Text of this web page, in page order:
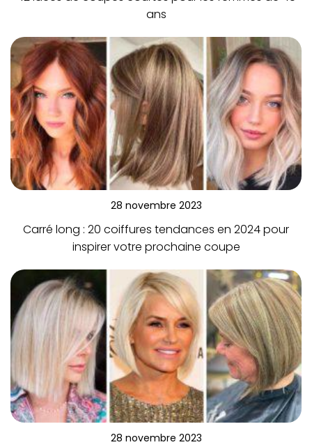
ans
28 novembre 2023
Carré long : 20 coiffures tendances en 2024 pour
inspirer votre prochaine coupe
28 novembre 2023